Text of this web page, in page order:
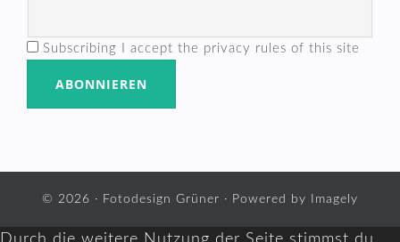
Subscribing I accept the privacy rules of this site
© 2026 · Fotodesign Grüner · Powered by Imagely